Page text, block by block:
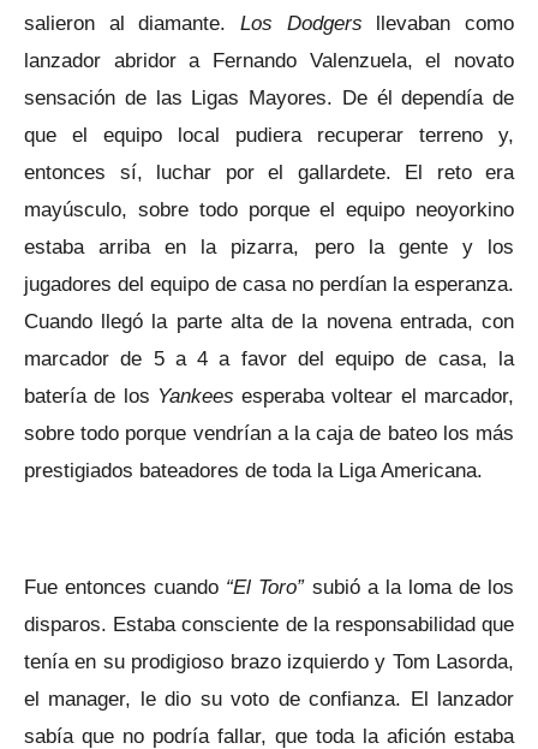
salieron al diamante. Los Dodgers llevaban como
lanzador abridor a Fernando Valenzuela, el novato
sensación de las Ligas Mayores. De él dependía de
que el equipo local pudiera recuperar terreno y,
entonces sí, luchar por el gallardete. El reto era
mayúsculo, sobre todo porque el equipo neoyorkino
estaba arriba en la pizarra, pero la gente y los
jugadores del equipo de casa no perdían la esperanza.
Cuando llegó la parte alta de la novena entrada, con
marcador de 5 a 4 a favor del equipo de casa, la
batería de los Yankees esperaba voltear el marcador,
sobre todo porque vendrían a la caja de bateo los más
prestigiados bateadores de toda la Liga Americana.
Fue entonces cuando “El Toro”subió a la loma de los
disparos. Estaba consciente de la responsabilidad que
tenía en su prodigioso brazo izquierdo y Tom Lasorda,
el manager, le dio su voto de confianza. El lanzador
sabía que no podría fallar, que toda la afición estaba